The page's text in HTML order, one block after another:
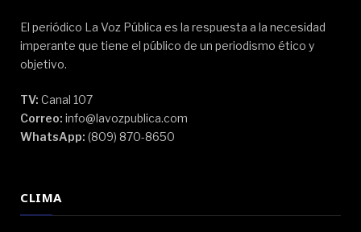
El periódico La Voz Pública es la respuesta a la necesidad
imperante que tiene el público de un periodismo ético y
objetivo.
TV: Canal 107
Correo: info@lavozpublica.com
WhatsApp: (809) 870-8650
CLIMA